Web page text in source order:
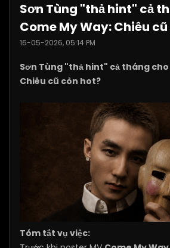
Posts:5399
Sơn Tùng "thả hint" cả
Come My Way: Chiêu
16-05-2026, 05:14 PM
Sơn Tùng "thả hint" cả tháng cho
Chiêu cũ còn hot?
Tóm tắt vụ việc: